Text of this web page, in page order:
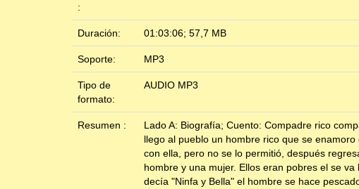
:
Duración: 01:03:06; 57,7 MB
Soporte: MP3
Tipo de
formato:
AUDIO MP3
Resumen :
Lado A: Biografía; Cuento: Compadre rico
llego al pueblo un hombre rico que se
con ella, pero no se lo permitió, después
hombre y una mujer. Ellos eran pobres el se
decía "Ninfa y Bella" el hombre se hace